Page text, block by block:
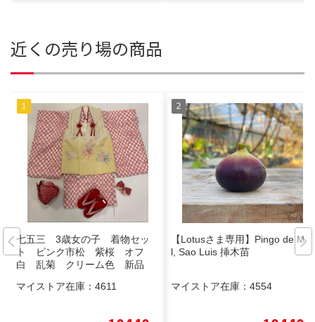
近くの売り場の商品
七五三 3歳女の子 着物セッ
ト ピンク市松 紫桜 オフ
白 乱菊 クリーム色 新品
マイストア在庫： 4611
【Lotusさま専用】Pingo de Me
l, Sao Luis 挿木苗
マイストア在庫： 4554